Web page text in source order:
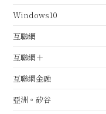
Windows10
互聯網
互聯網＋
互聯網金融
亞洲。矽谷